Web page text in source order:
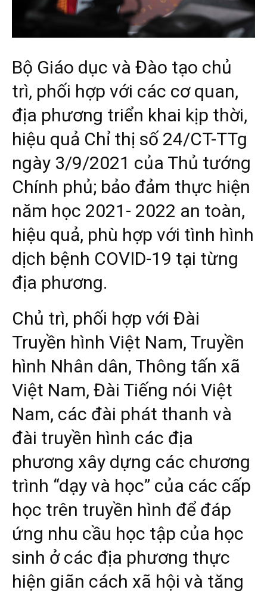
Bộ Giáo dục và Đào tạo chủ
trì, phối hợp với các cơ quan,
địa phương triển khai kịp thời,
hiệu quả Chỉ thị số 24/CT-TTg
ngày 3/9/2021 của Thủ tướng
Chính phủ; bảo đảm thực hiện
năm học 2021- 2022 an toàn,
hiệu quả, phù hợp với tình hình
dịch bệnh COVID-19 tại từng
địa phương.
Chủ trì, phối hợp với Đài
Truyền hình Việt Nam, Truyền
hình Nhân dân, Thông tấn xã
Việt Nam, Đài Tiếng nói Việt
Nam, các đài phát thanh và
đài truyền hình các địa
phương xây dựng các chương
trình “dạy và học” của các cấp
học trên truyền hình để đáp
ứng nhu cầu học tập của học
sinh ở các địa phương thực
hiện giãn cách xã hội và tăng